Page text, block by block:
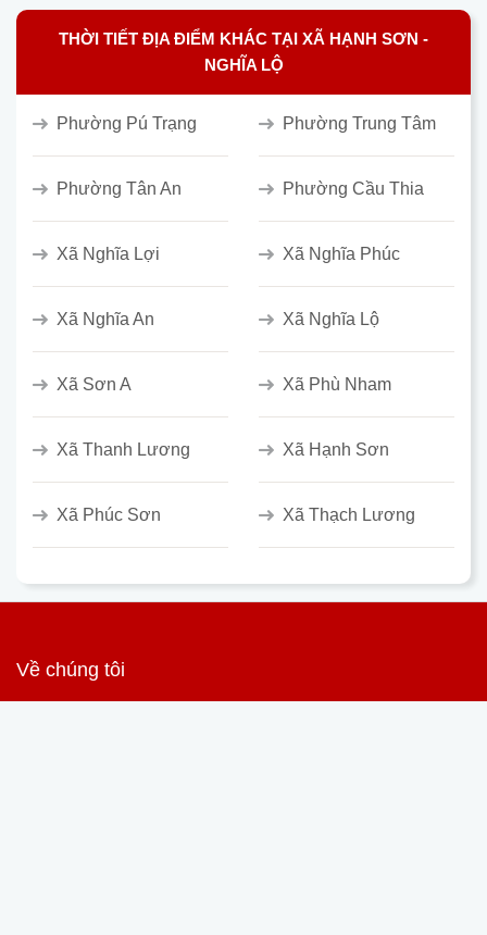
THỜI TIẾT ĐỊA ĐIỂM KHÁC TẠI XÃ HẠNH SƠN -
NGHĨA LỘ
Phường Pú Trạng Phường Trung Tâm
Phường Tân An Phường Cầu Thia
Xã Nghĩa Lợi Xã Nghĩa Phúc
Xã Nghĩa An Xã Nghĩa Lộ
Xã Sơn A Xã Phù Nham
Xã Thanh Lương Xã Hạnh Sơn
Xã Phúc Sơn Xã Thạch Lương
Về chúng tôi